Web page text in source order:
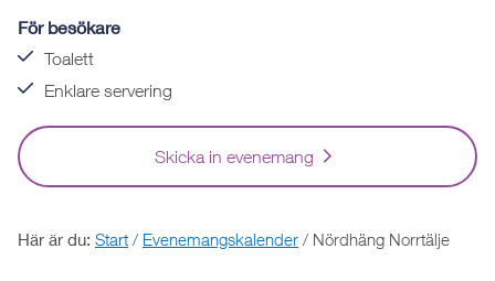
För besökare
Toalett
Enklare servering
Skicka in evenemang
Här är du: Start / Evenemangskalender / Nördhäng Norrtälje